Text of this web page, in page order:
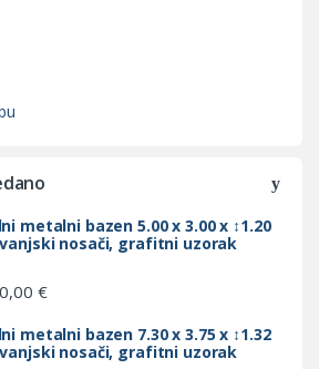
metalni bazen 5.00 x 3.00 x ↕1.20
nosači, grafitni uzorak
€
metalni bazen 7.30 x 3.75 x ↕1.32
nosači, grafitni uzorak